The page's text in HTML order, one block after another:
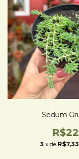
Sedum
3 x de R$7,33